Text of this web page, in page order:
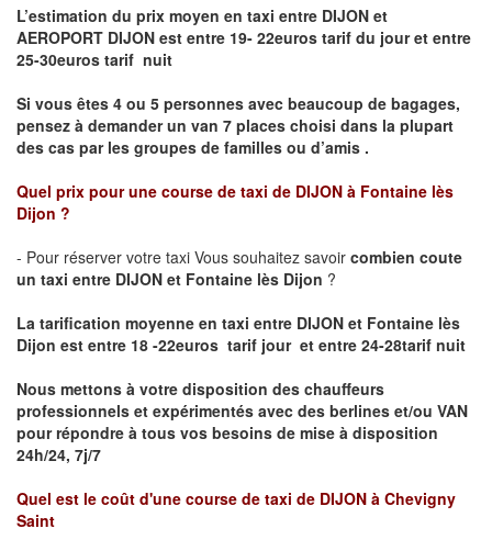
L’estimation du prix moyen en taxi entre DIJON et
AEROPORT DIJON est entre 19- 22euros tarif du jour et entre
25-30euros tarif nuit
Si vous êtes 4 ou 5 personnes avec beaucoup de bagages,
pensez à demander un van 7 places choisi dans la plupart
des cas par les groupes de familles ou d’amis .
Quel prix pour une course de taxi de DIJON à Fontaine lès
Dijon ?
- Pour réserver votre taxi Vous souhaitez savoir combien coute
un taxi entre DIJON et Fontaine lès Dijon ?
La tarification moyenne en taxi entre DIJON et Fontaine lès
Dijon est entre 18 -22euros tarif jour et entre 24-28tarif nuit
Nous mettons à votre disposition des chauffeurs
professionnels et expérimentés avec des berlines et/ou VAN
pour répondre à tous vos besoins de mise à disposition
24h/24, 7j/7
Quel est le coût d'une course de taxi de DIJON à Chevigny
Saint